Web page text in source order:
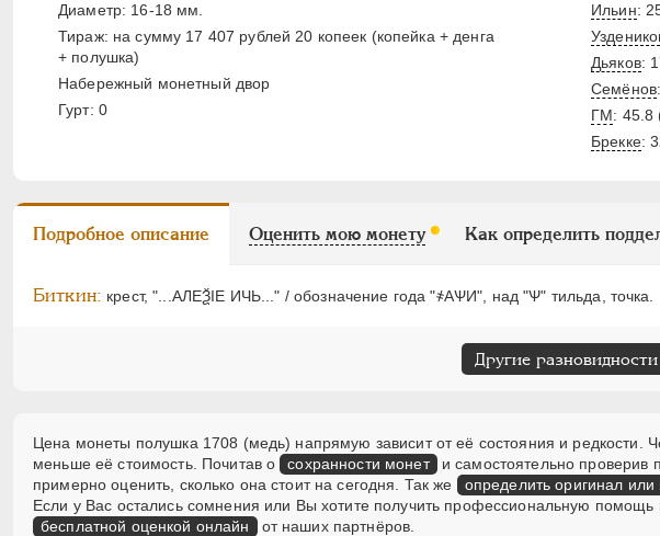
Диаметр: 16-18 мм.
Тираж: на сумму 17 407 рублей 20 копеек (копейка + денга
+ полушка)
Набережный монетный двор
Гурт: 0
Ильин:
Дьяков:
Семёнов
ГМ: 45.8
Брекке:
Подробное описание Оценить мою монету Как определить
Биткин: крест, "...АЛЕѮIЕ ИЧЬ..." / обозначение года "҂АѰИ", над "Ѱ" тильда, точка.
Другие разновидности
Цена монеты полушка 1708 (медь) напрямую зависит от её состояния и редкости.
меньше её стоимость. Почитав о сохранности монет и самостоятельно проверив
примерно оценить, сколько она стоит на сегодня. Так же
определить оригинал или
Если у Вас остались сомнения или Вы хотите получить профессиональную помощь
бесплатной оценкой онлайн от наших партнёров.